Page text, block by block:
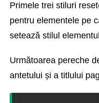
Primele trei stiluri
pentru elementele pe
setează stilul
Următoarea pereche
antetului și a titlului